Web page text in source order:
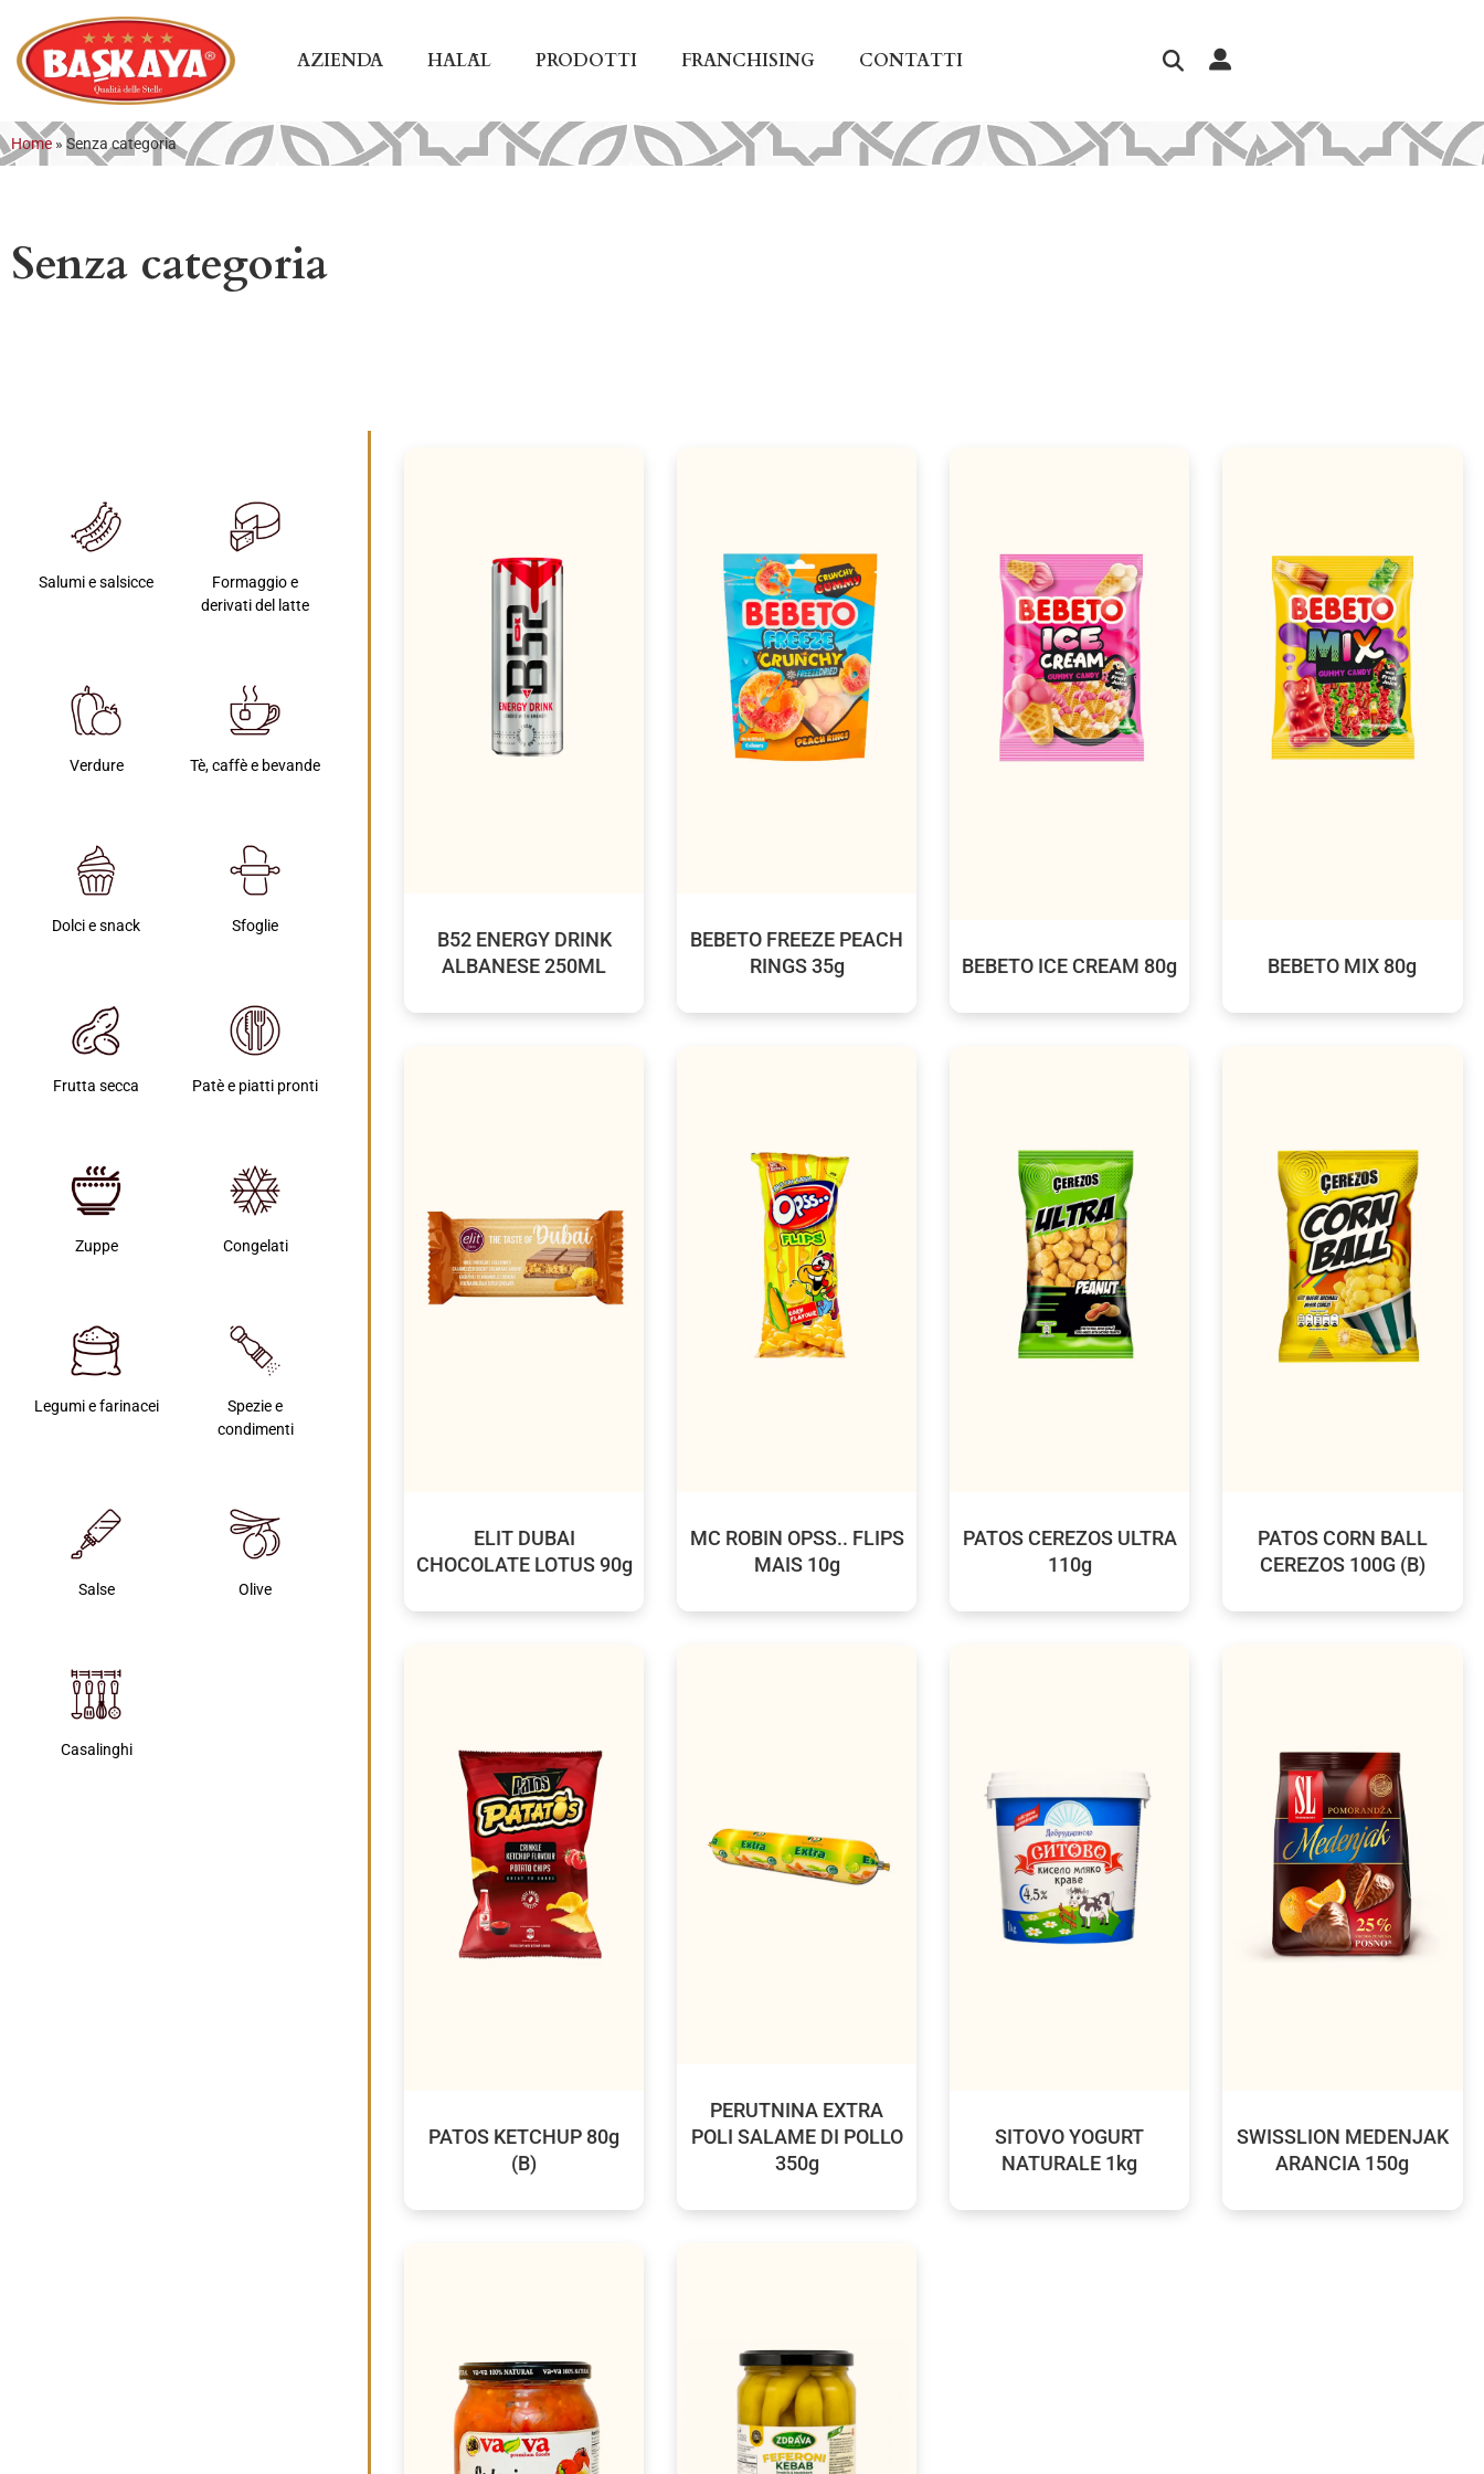
AZIENDA HALĀL PRODOTTI FRANCHISING CONTATTI
Home » Senza categoria
Senza categoria
Salumi e salsicce
Formaggio e
derivati del latte
Verdure Tè, caffè e bevande
Dolci e snack Sfoglie
Frutta secca Patè e piatti pronti
Zuppe Congelati
Legumi e farinacei
Spezie e
condimenti
Salse Olive
Casalinghi
B52 ENERGY DRINK
ALBANESE 250ML
BEBETO FREEZE PEACH
RINGS 35g
BEBETO ICE CREAM 80g BEBETO MIX 80g
ELIT DUBAI
CHOCOLATE LOTUS 90g
MC ROBIN OPSS.. FLIPS
MAIS 10g
PATOS CEREZOS ULTRA
110g
PATOS CORN BALL
CEREZOS 100G (B)
PATOS KETCHUP 80g
(B)
PERUTNINA EXTRA
POLI SALAME DI POLLO
350g
SITOVO YOGURT
NATURALE 1kg
SWISSLION MEDENJAK
ARANCIA 150g